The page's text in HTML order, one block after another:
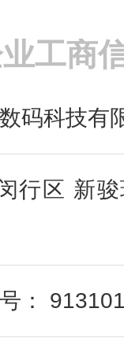
工商
码科技有
行区 新
：